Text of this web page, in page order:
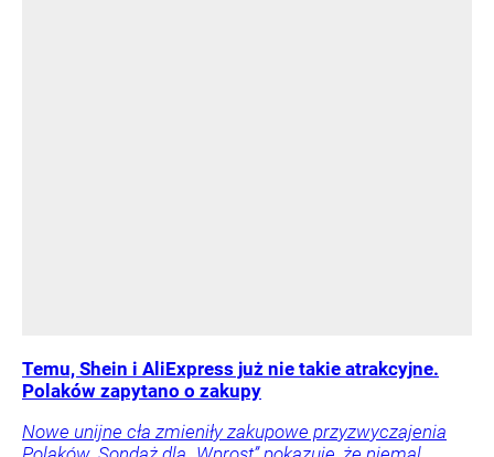
Temu, Shein i AliExpress już nie takie atrakcyjne.
Polaków zapytano o zakupy
Nowe unijne cła zmieniły zakupowe przyzwyczajenia